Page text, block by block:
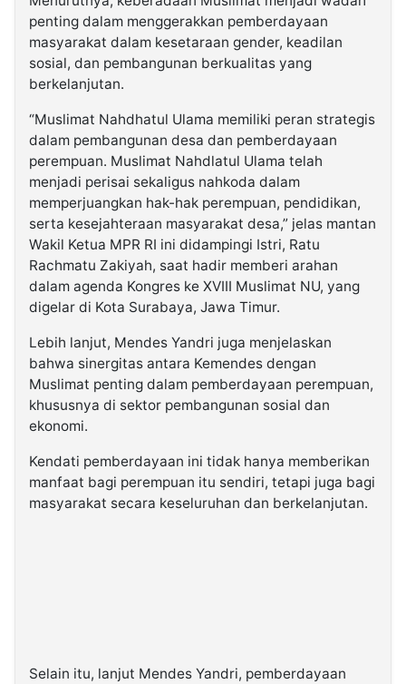
penting dalam menggerakkan pemberdayaan
masyarakat dalam kesetaraan gender, keadilan
sosial, dan pembangunan berkualitas yang
berkelanjutan.
“Muslimat Nahdhatul Ulama memiliki peran strategis
dalam pembangunan desa dan pemberdayaan
perempuan. Muslimat Nahdlatul Ulama telah
menjadi perisai sekaligus nahkoda dalam
memperjuangkan hak-hak perempuan, pendidikan,
serta kesejahteraan masyarakat desa,” jelas mantan
Wakil Ketua MPR RI ini didampingi Istri, Ratu
Rachmatu Zakiyah, saat hadir memberi arahan
dalam agenda Kongres ke XVIII Muslimat NU, yang
digelar di Kota Surabaya, Jawa Timur.
Lebih lanjut, Mendes Yandri juga menjelaskan
bahwa sinergitas antara Kemendes dengan
Muslimat penting dalam pemberdayaan perempuan,
khususnya di sektor pembangunan sosial dan
ekonomi.
Kendati pemberdayaan ini tidak hanya memberikan
manfaat bagi perempuan itu sendiri, tetapi juga bagi
masyarakat secara keseluruhan dan berkelanjutan.
Selain itu, lanjut Mendes Yandri, pemberdayaan